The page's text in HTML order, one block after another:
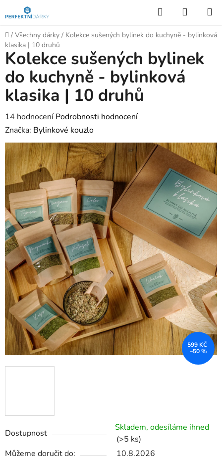
na
obsah
Hledat
KOŠÍK
Domů
/ Všechny dárky / Kolekce sušených bylinek do kuchyně - bylinková
klasika | 10 druhů
Dostupnost
Skladem, odesíláme ihned
(>5 ks)
Můžeme doručit do:
10.8.2026
Kolekce sušených bylinek
do kuchyně - bylinková
klasika | 10 druhů
Průměrné
hodnocení
produktu
je
5,0
z
5
hvězdiček.
14 hodnocení Podrobnosti hodnocení
Značka: Bylinkové kouzlo
599 KČ
–50 %